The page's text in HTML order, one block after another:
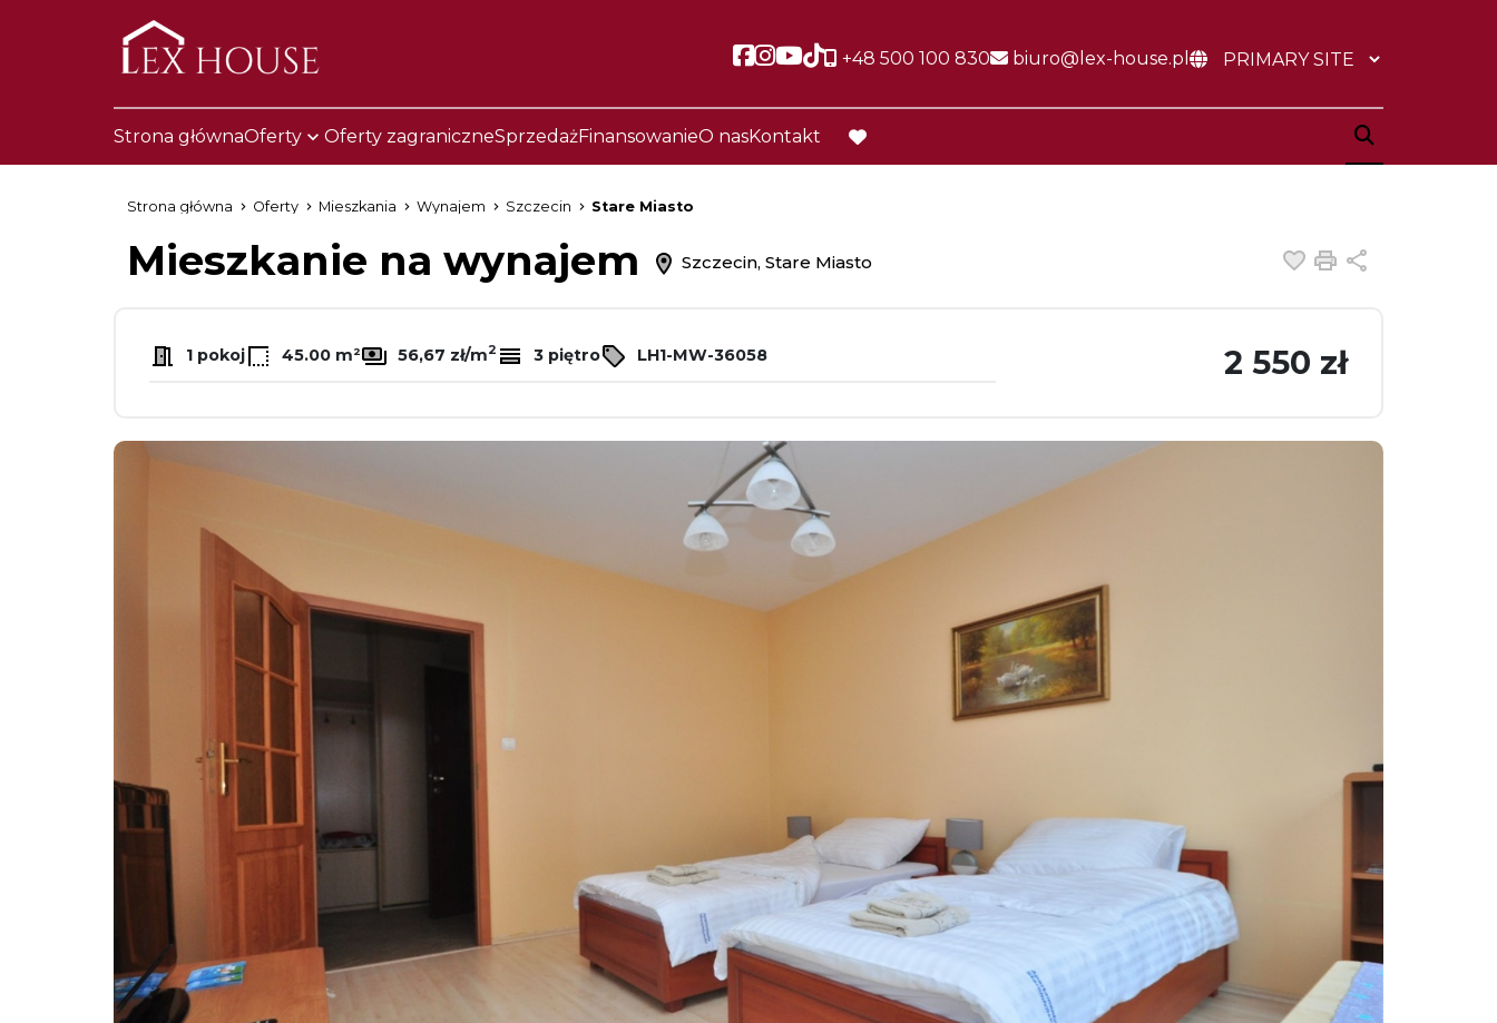
Social link
Social link
Social link
Social link
+48 500 100 830 biuro@lex-house.pl
Strona głównaOferty Oferty zagraniczneSprzedażFinansowanieO nasKontakt
favorite
Strona główna Oferty Mieszkania Wynajem Szczecin Stare Miasto
Mieszkanie na wynajem Szczecin, Stare Miasto Dodaj do
Drukuj
1 pokoj 45.00 m² 56,67 zł/m2 3 piętro LH1-MW-36058 2 550 zł